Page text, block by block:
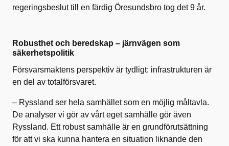
regeringsbeslut till en färdig Öresundsbro tog det 9 år.
Robusthet och beredskap – järnvägen som
säkerhetspolitik
Försvarsmaktens perspektiv är tydligt: infrastrukturen är
en del av totalförsvaret.
– Ryssland ser hela samhället som en möjlig måltavla.
De analyser vi gör av vårt eget samhälle gör även
Ryssland. Ett robust samhälle är en grundförutsättning
för att vi ska kunna hantera en situation liknande den